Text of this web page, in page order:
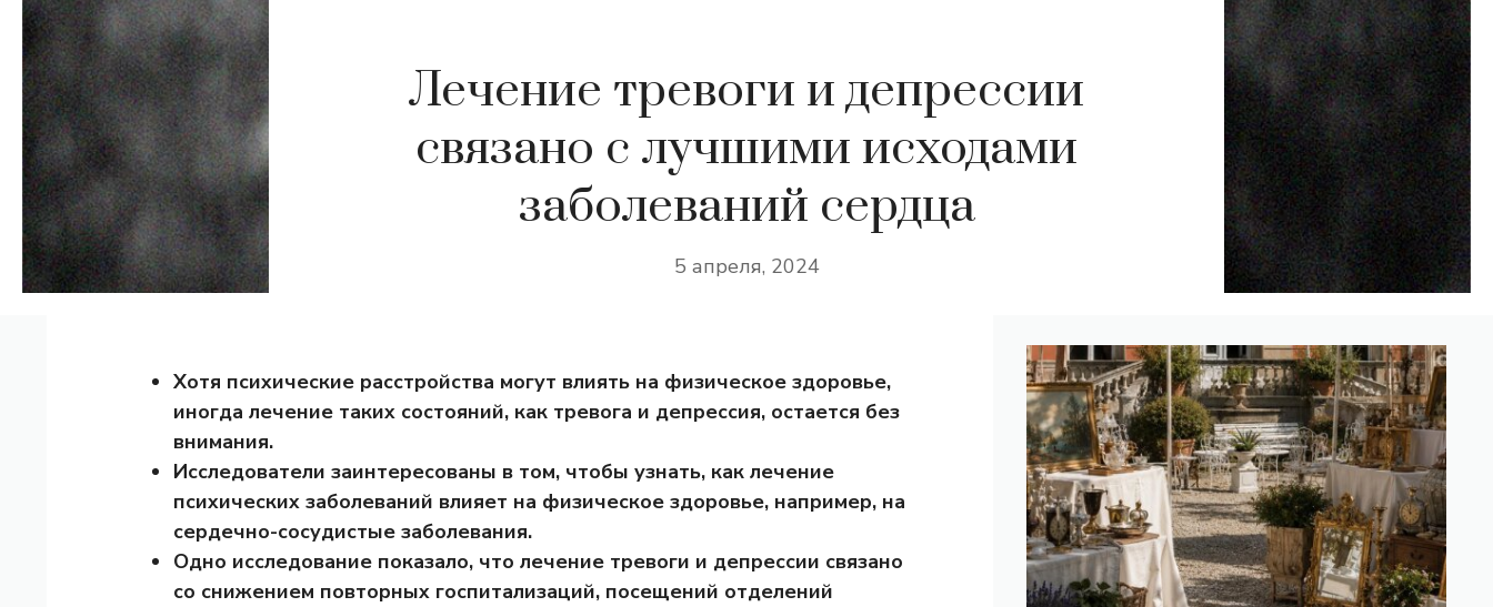
Лечение тревоги и депрессии
связано с лучшими исходами
заболеваний сердца
5 апреля, 2024
Хотя психические расстройства могут влиять на физическое здоровье,
иногда лечение таких состояний, как тревога и депрессия, остается без
внимания.
Исследователи заинтересованы в том, чтобы узнать, как лечение
психических заболеваний влияет на физическое здоровье, например, на
сердечно-сосудистые заболевания.
Одно исследование показало, что лечение тревоги и депрессии связано
со снижением повторных госпитализаций, посещений отделений